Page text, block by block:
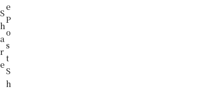
S
h
a
r
e
e
P
o
s
t
S
h